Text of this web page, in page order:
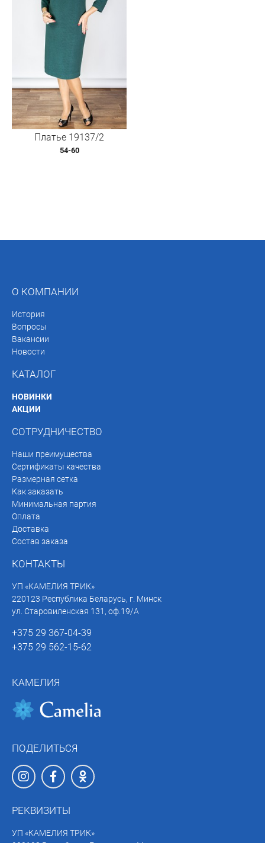
Платье 19137/2
54-60
О КОМПАНИИ
История
Вопросы
Вакансии
Новости
КАТАЛОГ
НОВИНКИ
АКЦИИ
СОТРУДНИЧЕСТВО
Наши преимущества
Сертификаты качества
Размерная сетка
Как заказать
Минимальная партия
Оплата
Доставка
Состав заказа
КОНТАКТЫ
УП «КАМЕЛИЯ ТРИК»
220123 Республика Беларусь, г. Минск
ул. Старовиленская 131, оф.19/А
+375 29 367-04-39
+375 29 562-15-62
КАМЕЛИЯ
ПОДЕЛИТЬСЯ
РЕКВИЗИТЫ
УП «КАМЕЛИЯ ТРИК»